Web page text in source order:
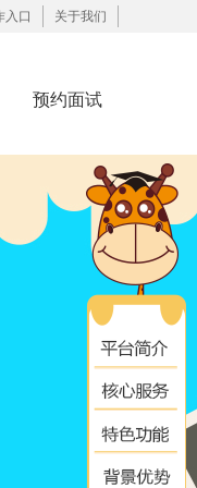
入口 关于我们
预约面试